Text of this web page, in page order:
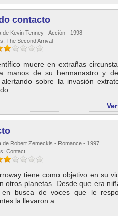
contacto
de Kevin Tenney - Acción - 1998
The Second Arrival
muere en extrañas
manos de su hermanastro y
alertando sobre la invasión
...
de Robert Zemeckis - Romance - 1997
Contact
tiene como objetivo en su
otros planetas. Desde que era
busca de voces que le
la llevaron a...